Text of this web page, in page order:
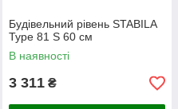
Будівельний рівень STABILA
Type 81 S 60 см
В наявності
3 311 ₴